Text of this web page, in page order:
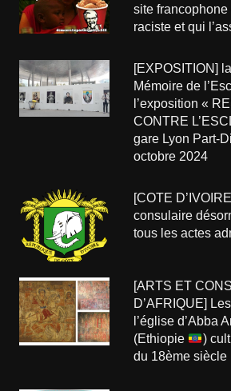
site
raciste et qui
[EXPOSITION]
Mémoire de
l’exposition «
CONTRE
gare Lyon Part-
octobre 2024
[COTE
consulaire
tous les actes
[ARTS ET
D’AFRIQUE]
l’église d’Abba
(Ethiopie
)
du 18ème siècle